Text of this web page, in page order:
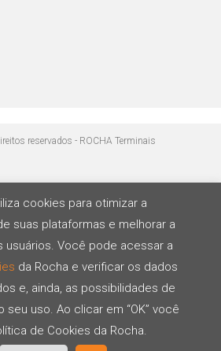
reservados - ROCHA Terminais
cookies para otimizar a
suas plataformas e melhorar a
usuários. Você pode acessar a
da Rocha e verificar os dados
e, ainda, as possibilidades de
uso. Ao clicar em “OK” você
de Cookies da Rocha.